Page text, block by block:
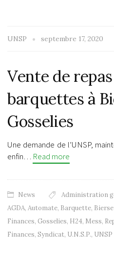
UNSP septembre 17, 2020
Vente de
barquettes à
Gosselies
Une demande de l’UNSP,
enfin… Read more
News Administration
AGDA, Automate, Barquette,
Finances, Gosselies, H24, Mess,
Finances, Syndicat, U.N.S.P., UNSP